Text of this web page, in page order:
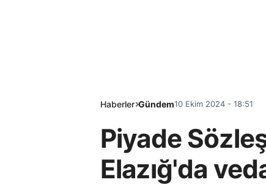
Haberler Gündem10 Ekim 2024 - 18:51
Piyade
Elazığ'da